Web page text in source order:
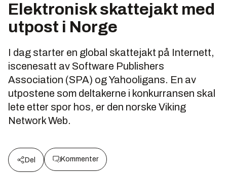
Elektronisk skattejakt med
utpost i Norge
I dag starter en global skattejakt på Internett,
iscenesatt av Software Publishers
Association (SPA) og Yahooligans. En av
utpostene som deltakerne i konkurransen skal
lete etter spor hos, er den norske Viking
Network Web.
Del Kommenter